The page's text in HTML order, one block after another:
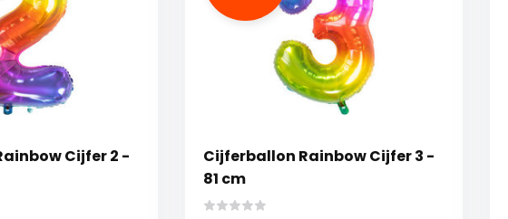
Cijferballon Rainbow Cijfer 3 -
81 cm